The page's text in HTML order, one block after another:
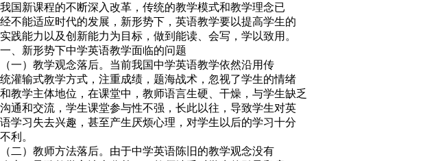
我国新课程的不断深入改革，传统的教学模式和教学理念已
经不能适应时代的发展，新形势下，英语教学要以提高学生的
实践能力以及创新能力为目标，做到能读、会写，学以致用。
一、新形势下中学英语教学面临的问题
（一）教学观念落后。当前我国中学英语教学依然沿用传
统灌输式教学方式，注重成绩，题海战术，忽视了学生的情绪
和教学主体地位，在课堂中，教师语言生硬、干燥，与学生缺乏
沟通和交流，学生课堂参与性不强，长此以往，导致学生对英
语学习失去兴趣，甚至产生厌烦心理，对学生以后的学习十分
不利。
（二）教师方法落后。由于中学英语陈旧的教学观念没有